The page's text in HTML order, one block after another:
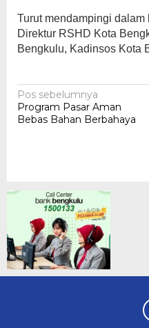
Turut mendampingi
Direktur RSHD Kota
Bengkulu, Kadinsos Kota
Navigasi
pos
Pos sebelumnya
Program Pasar Aman
Bebas Bahan Berbahaya